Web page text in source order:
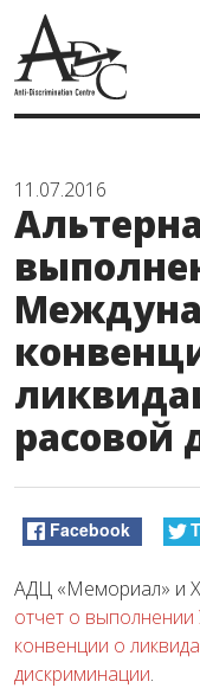
11.07.2016
расовой
Facebook
АДЦ «Мемориал» и
отчет о
конвенции о
дискриминации.